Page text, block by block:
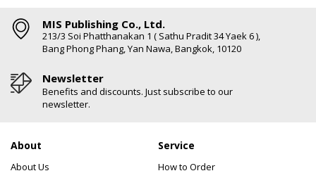
MIS Publishing Co., Ltd.
213/3 Soi Phatthanakan 1 ( Sathu Pradit 34 Yaek 6 ),
Bang Phong Phang, Yan Nawa, Bangkok, 10120
Newsletter
Benefits and discounts. Just subscribe to our
newsletter.
About
About Us
Service
How to Order